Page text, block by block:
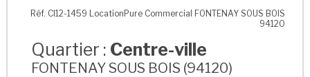
Centre-ville
Réf. CI12-1459 LocationPure Commercial FONTENAY SOUS BOIS
94120
Quartier : Centre-ville
FONTENAY SOUS BOIS (94120)